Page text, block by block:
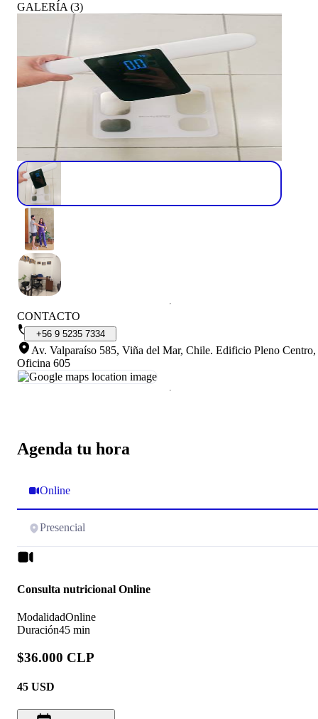
Agenda tu hora
Online
Presencial
Consulta nutricional Online
ModalidadOnline
Duración45 min
$36.000 CLP
45 USD
GALERÍA (3)
CONTACTO
+56 9 5235 7334
Av. Valparaíso 585, Viña del Mar, Chile. Edificio Pleno Centro,
Oficina 605